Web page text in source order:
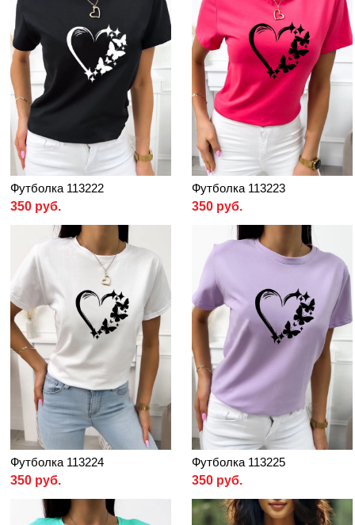
Футболка 113222
350 руб.
Футболка 113223
350 руб.
Футболка 113224
350 руб.
Футболка 113225
350 руб.